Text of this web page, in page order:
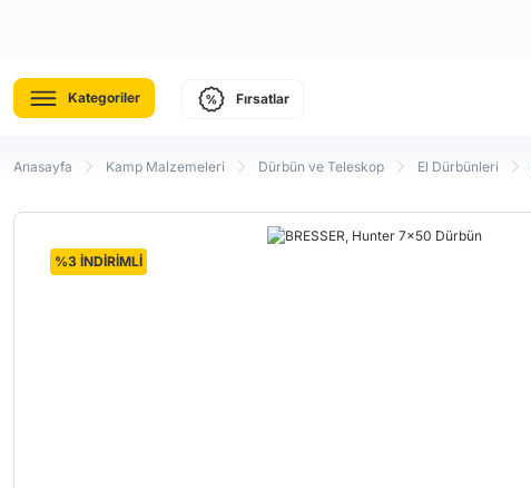
Kategoriler Fırsatlar
Anasayfa Kamp Malzemeleri Dürbün ve Teleskop El Dürbünleri
%3 İNDİRİMLİ